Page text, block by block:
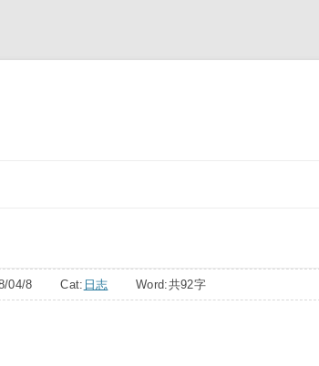
04/8 Cat: 日志 Word:共92字